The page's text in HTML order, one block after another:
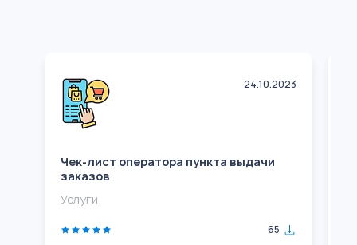
24.10.2023
Чек-лист оператора пункта выдачи
заказов
Услуги
65